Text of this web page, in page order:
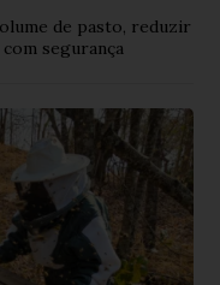
de pasto, reduzir
segurança